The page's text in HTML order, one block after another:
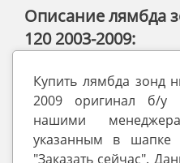
Описание лямбда
120 2003-2009:
Купить лямбда зонд
2009 оригинал б/у
нашими
указанным в шапке
"Заказать сейчас".